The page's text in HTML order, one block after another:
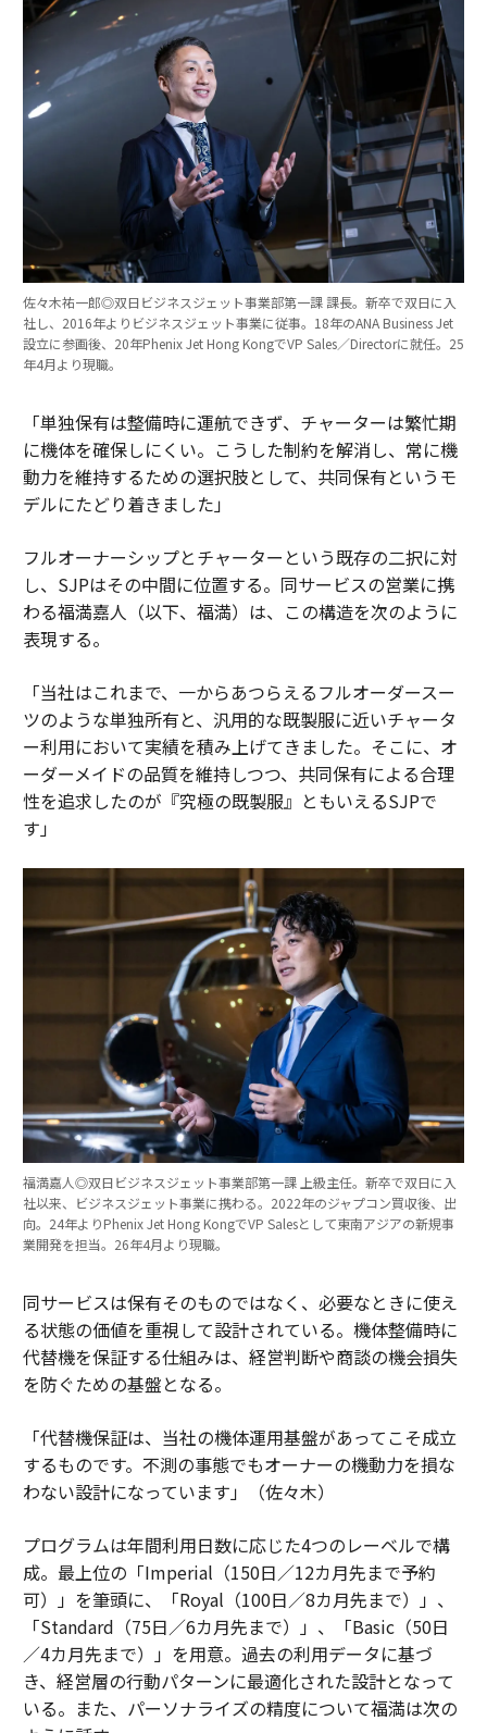
佐々木祐一郎◎双日ビジネスジェット事業部第一課 課長。新卒で双日に入
社し、2016年よりビジネスジェット事業に従事。18年のANA Business Jet
設立に参画後、20年Phenix Jet Hong KongでVP Sales／Directorに就任。25
年4月より現職。
「単独保有は整備時に運航できず、チャーターは繁忙期
に機体を確保しにくい。こうした制約を解消し、常に機
動力を維持するための選択肢として、共同保有というモ
デルにたどり着きました」
フルオーナーシップとチャーターという既存の二択に対
し、SJPはその中間に位置する。同サービスの営業に携
わる福満嘉人（以下、福満）は、この構造を次のように
表現する。
「当社はこれまで、一からあつらえるフルオーダースー
ツのような単独所有と、汎用的な既製服に近いチャータ
ー利用において実績を積み上げてきました。そこに、オ
ーダーメイドの品質を維持しつつ、共同保有による合理
性を追求したのが『究極の既製服』ともいえるSJPで
す」
福満嘉人◎双日ビジネスジェット事業部第一課 上級主任。新卒で双日に入
社以来、ビジネスジェット事業に携わる。2022年のジャプコン買収後、出
向。24年よりPhenix Jet Hong KongでVP Salesとして東南アジアの新規事
業開発を担当。26年4月より現職。
同サービスは保有そのものではなく、必要なときに使え
る状態の価値を重視して設計されている。機体整備時に
代替機を保証する仕組みは、経営判断や商談の機会損失
を防ぐための基盤となる。
「代替機保証は、当社の機体運用基盤があってこそ成立
するものです。不測の事態でもオーナーの機動力を損な
わない設計になっています」（佐々木）
プログラムは年間利用日数に応じた4つのレーベルで構
成。最上位の「Imperial（150日／12カ月先まで予約
可）」を筆頭に、「Royal（100日／8カ月先まで）」、
「Standard（75日／6カ月先まで）」、「Basic（50日
／4カ月先まで）」を用意。過去の利用データに基づ
き、経営層の行動パターンに最適化された設計となって
いる。また、パーソナライズの精度について福満は次の